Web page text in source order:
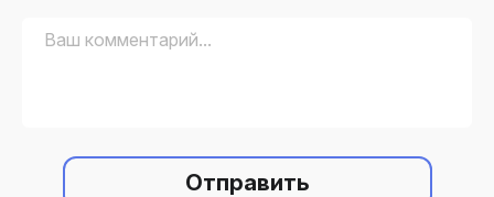
Отправить